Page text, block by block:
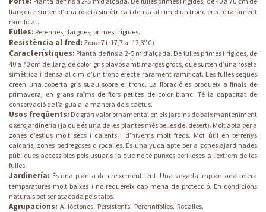
llarg que surten d’una roseta simètrica i densa al cim d’un tronc erecte rarament
ramificat.
Fulles: Perennes, llargues, primes i rígides.
Resistència al fred: Zona 7 (-17,7 a -12,3º C)
Característiques: Planta de fins a 2-5 m d’alçada. De fulles primes i rígides, de
40 a 70 cm de llarg, de color gris blavós amb marges grocs, que surten d’una roseta
simètrica i densa al cim d’un tronc erecte rarament ramificat. Les fulles seques
creen una coberta gris suau sobre el tronc. La floració es produeix a finals de
primavera, en grans raïms de flors petites de color blanc. Té la capacitat de
conservació de l’aigua a la manera dels cactus.
Usos freqüents: De gran valor ornamental en els jardins de baix manteniment
o xerojardineria (ja que és una de les plantes més belles del desert). Molt apta per a
zones d’estius molt secs i calents i d’hiverns molt freds. Mot útil en terrenys
calcaris, zones pedregoses o rocalles. És una yuca apte per a zones ajardinades
públiques accessibles pels usuaris ja que no té punxes perilloses a l’extrem de les
fulles.
Jardinería: És una planta de creixement lent. Una vegada implantada tolera
temperatures molt baixes i no requereix cap mena de protecció. En condicions
naturals pot ser atacada pels talps.
Agrupacions: Al·lòctones. Persistents. Perennifòlies. Rocalles.